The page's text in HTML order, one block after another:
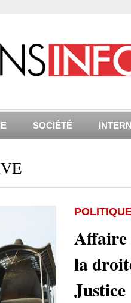
SOCIÉTÉ
Affaire
la
Justice